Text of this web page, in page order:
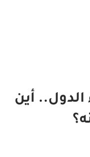
الدول.. أين